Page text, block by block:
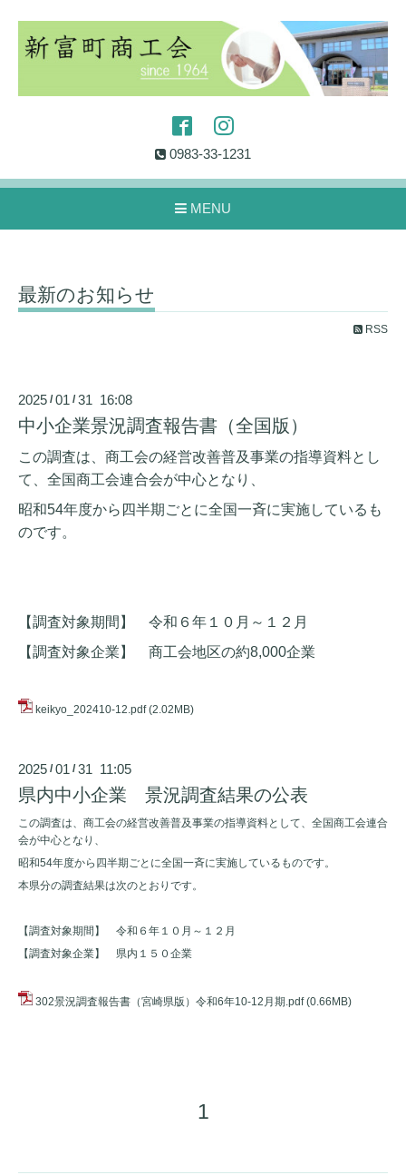
0983-33-1231
MENU
最新のお知らせ
RSS
2025 /01 /31 16:08
中小企業景況調査報告書（全国版）
この調査は、商工会の経営改善普及事業の指導資料とし
て、全国商工会連合会が中心となり、
昭和54年度から四半期ごとに全国一斉に実施しているも
のです。
【調査対象期間】 令和６年１０月～１２月
【調査対象企業】 商工会地区の約8,000企業
keikyo_202410-12.pdf (2.02MB)
2025 /01 /31 11:05
県内中小企業 景況調査結果の公表
この調査は、商工会の経営改善普及事業の指導資料として、全国商工会連合
会が中心となり、
昭和54年度から四半期ごとに全国一斉に実施しているものです。
本県分の調査結果は次のとおりです。
【調査対象期間】 令和６年１０月～１２月
【調査対象企業】 県内１５０企業
302景況調査報告書（宮崎県版）令和6年10-12月期.pdf (0.66MB)
1